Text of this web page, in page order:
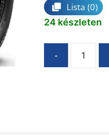
Lista (0)
24 készleten
-